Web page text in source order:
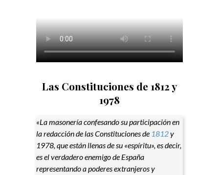
Las Constituciones de 1812 y
1978
«La masonería confesando su participación en
la redacción de las Constituciones de 1812y
1978, que están llenas de su «espíritu», es decir,
es el verdadero enemigo de España
representando a poderes extranjeros y